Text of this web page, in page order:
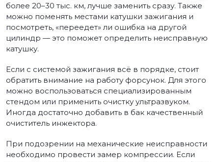
более 20–30 тыс. км, лучше заменить сразу. Также
можно поменять местами катушки зажигания и
посмотреть, «переедет» ли ошибка на другой
цилиндр — это поможет определить неисправную
катушку.
Если с системой зажигания всё в порядке, стоит
обратить внимание на работу форсунок. Для этого
можно воспользоваться специализированным
стендом или применить очистку ультразвуком.
Иногда достаточно добавить в бак качественный
очиститель инжектора.
При подозрении на механические неисправности
необходимо провести замер компрессии. Если